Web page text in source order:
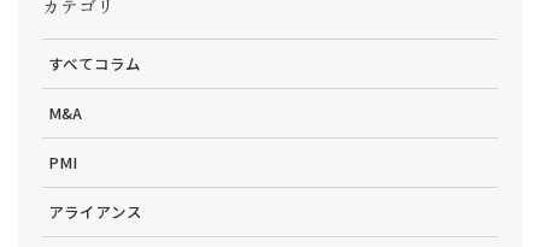
すべてコラム
M&A
PMI
アライアンス